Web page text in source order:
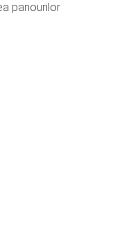
panourilor